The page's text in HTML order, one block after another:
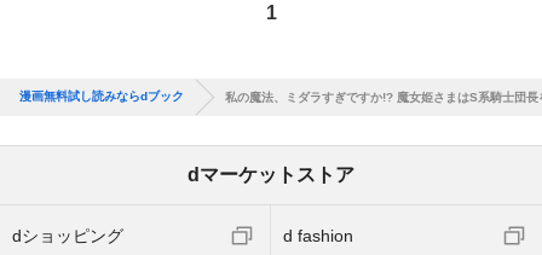
1
漫画無料試し読みならdブック 私の魔法、ミダラすぎですか!? 魔女姫さまはS系騎士団
dマーケットストア
dショッピング d fashion